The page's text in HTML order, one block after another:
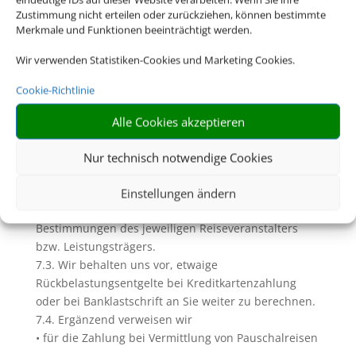
Zustimmung nicht erteilen oder zurückziehen, können bestimmte
Merkmale und Funktionen beeinträchtigt werden.
Wir verwenden Statistiken-Cookies und Marketing Cookies.
Cookie-Richtlinie
Alle Cookies akzeptieren
Nur technisch notwendige Cookies
Einstellungen ändern
dazu Ziffer D. dieser AGB)
7. Zahlungen und Inkasso
Pauschalreise, verbundenen Reiseleistung oder
Einzelleistung in Rechnung stellen und
diesbezügliche Zahlungen einziehen, geschieht dies
im Namen und für Rechnung des jeweiligen
Veranstalters bzw. des Leistungsträgers. Unberührt
bleiben davon die Rechte zur Einziehung uns
7.2. Die Zahlungsfristen und sonstigen
Bestimmungen des jeweiligen Reiseveranstalters
bzw. Leistungsträgers.
7.3. Wir behalten uns vor, etwaige
Rückbelastungsentgelte bei Kreditkartenzahlung
oder bei Banklastschrift an Sie weiter zu berechnen.
7.4. Ergänzend verweisen wir
• für die Zahlung bei Vermittlung von Pauschalreisen